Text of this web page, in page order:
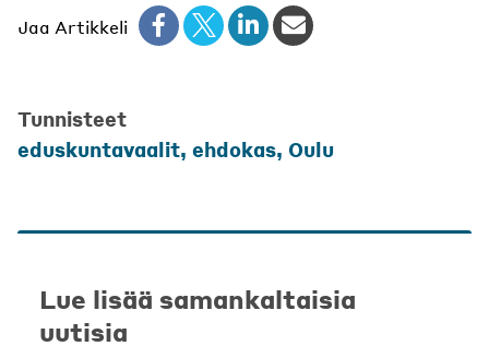
Jaa Artikkeli
Tunnisteet
eduskuntavaalit, ehdokas, Oulu
Lue lisää samankaltaisia
uutisia